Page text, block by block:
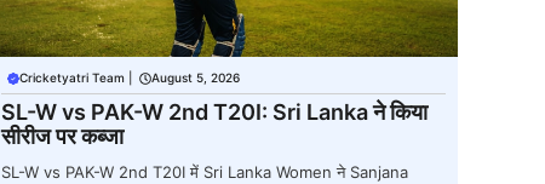
Cricketyatri Team August 5, 2026
SL-W vs PAK-W 2nd T20I: Sri Lanka ने किया
सीरीज पर कब्जा
SL-W vs PAK-W 2nd T20I में Sri Lanka Women ने Sanjana